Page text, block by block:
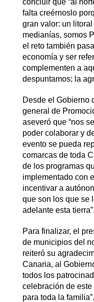
concluir que “al
falta creérnoslo
gran valor: un
medianías, somos
el reto también
economía y ser
complementen a
despuntamos; la
Desde el Gobierno
general de
aseveró que “nos
poder colaborar y
evento se pueda
comarcas de toda
de los programas
implementado con
incentivar a
que son los que se
adelante esta tierra”.
Para finalizar, el
de municipios del
reiteró su
Canaria, al
todos los
celebración de este
para toda la familia”.